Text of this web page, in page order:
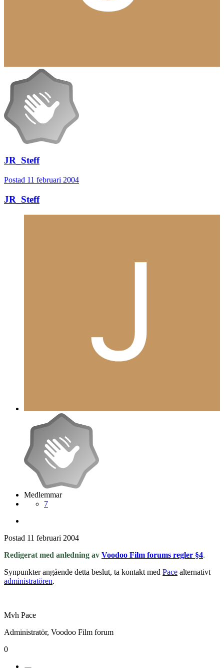
JR_Steff
Postad 11 februari 2004
JR_Steff
Medlemmar
7
Postad 11 februari 2004
Redigerat med anledning av Voodoo Film forums regler §4.
Synpunkter angående detta beslut, ta kontakt med Pace alternativt
administratören.
Mvh Pace
Administratör, Voodoo Film forum
0